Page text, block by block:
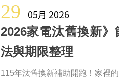
29 05月 2026
2026家電汰舊換新
法與期限整理
115年汰舊換新補助開跑！家裡